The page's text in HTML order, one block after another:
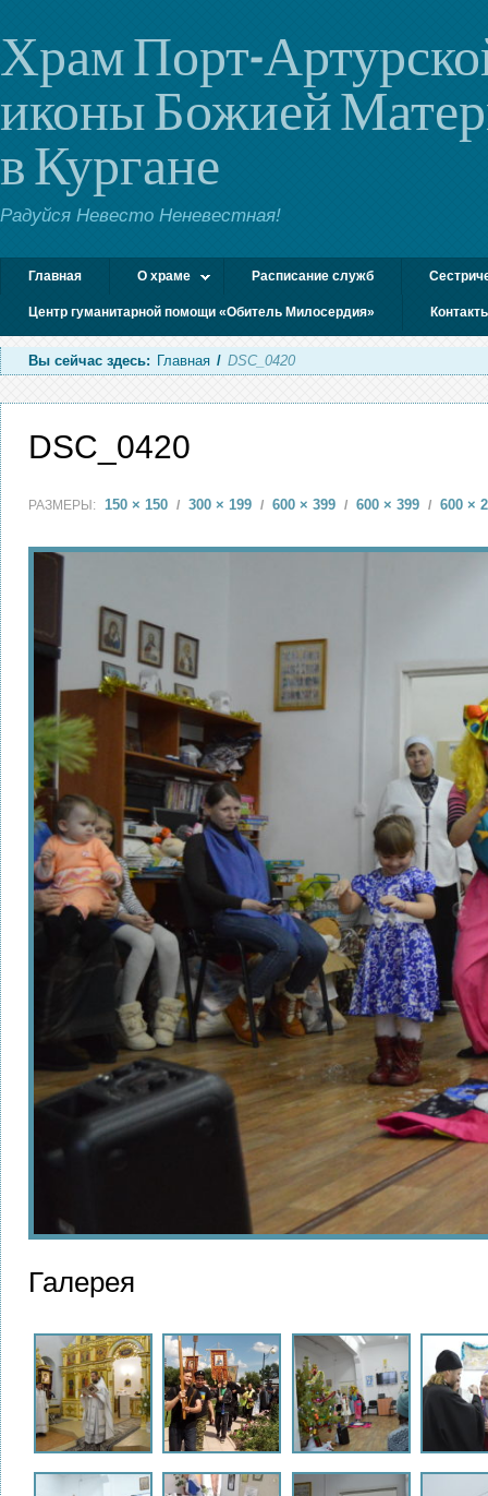
Храм Порт-
иконы Божией
в Кургане
Радуйся Невесто Неневестная!
Главная О храме Расписание служб
Центр гуманитарной помощи «Обитель Милосердия»
Вы сейчас здесь: Главная / DSC_0420
DSC_0420
РАЗМЕРЫ: 150 × 150 / 300 × 199 / 600 × 399 / 600 × 399 / 600 ×
Галерея